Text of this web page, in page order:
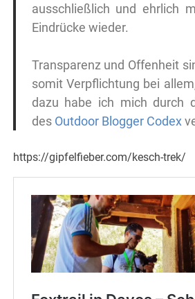
ausschließlich und ehrlich
Eindrücke wieder.
Transparenz und Offenheit
somit Verpflichtung bei
dazu habe ich mich durch
des Outdoor Blogger Codex
https://gipfelfieber.com/kesch-trek/